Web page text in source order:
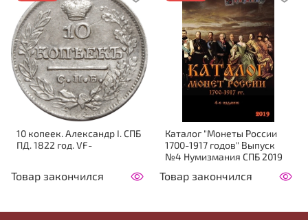
10 копеек. Александр I. СПБ
ПД. 1822 год. VF-
Товар закончился
Каталог "Монеты России
1700-1917 годов" Выпуск
№4 Нумизмания СПБ 2019
Товар закончился